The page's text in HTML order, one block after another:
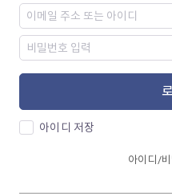
아이디 저장
아이디/비